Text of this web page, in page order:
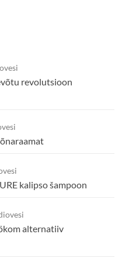
revolutsioon
kalipso šampoon
alternatiiv